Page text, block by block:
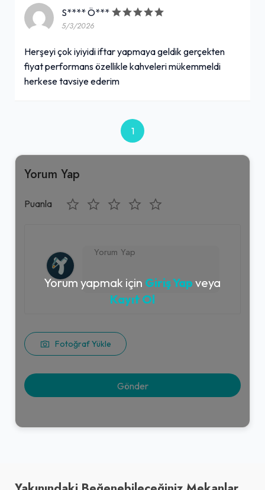
S**** Ö***
5/3/2026
Herşeyi çok iyiyidi iftar yapmaya geldik gerçekten
fiyat performans özellikle kahveleri mükemmeldi
herkese tavsiye ederim
1
Yorum Yap
Puanla
Fotoğraf Yükle
Yorum yapmak için Giriş Yap veya
Kayıt Ol